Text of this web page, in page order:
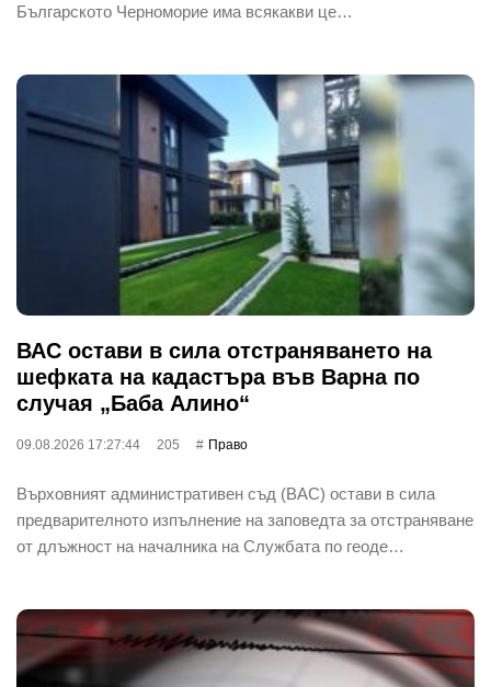
Българското Черноморие има всякакви це…
ВАС остави в сила отстраняването на
шефката на кадастъра във Варна по
случая „Баба Алино“
09.08.2026 17:27:44 205 Право
Върховният административен съд (ВАС) остави в сила
предварителното изпълнение на заповедта за отстраняване
от длъжност на началника на Службата по геоде…